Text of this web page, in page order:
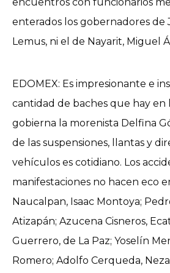
enterados los gobernadores de
Lemus, ni el de Nayarit, Miguel
EDOMEX: Es impresionante e
cantidad de baches que hay en
gobierna la morenista Delfina
de las suspensiones, llantas y
vehículos es cotidiano. Los
manifestaciones no hacen eco
Naucalpan, Isaac Montoya;
Atizapán; Azucena Cisneros,
Guerrero, de La Paz; Yoselín
Romero; Adolfo Cerqueda,